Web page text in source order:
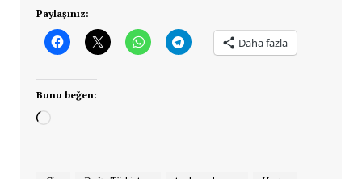
Paylaşınız:
Daha fazla
Bunu beğen:
Yükleniyor...